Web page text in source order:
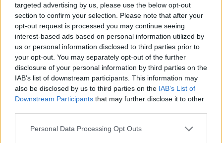
targeted advertising by us, please use the below opt-out
section to confirm your selection. Please note that after your
opt-out request is processed you may continue seeing
interest-based ads based on personal information utilized by
us or personal information disclosed to third parties prior to
your opt-out. You may separately opt-out of the further
disclosure of your personal information by third parties on the
IAB’s list of downstream participants. This information may
also be disclosed by us to third parties on the IAB’s List of
Downstream Participants that may further disclose it to other
Personal Data Processing Opt Outs